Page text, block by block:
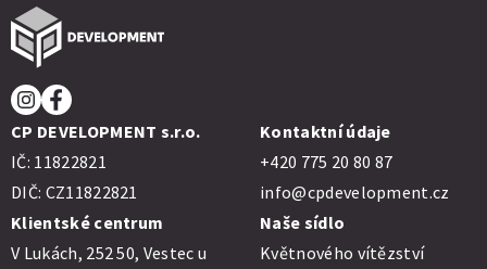
CP DEVELOPMENT s.r.o.
IČ: 11822821
DIČ: CZ11822821
Kontaktní údaje
+420 775 20 80 87
info@cpdevelopment.cz
Klientské centrum
V Lukách, 252 50, Vestec u
Naše sídlo
Květnového vítězství